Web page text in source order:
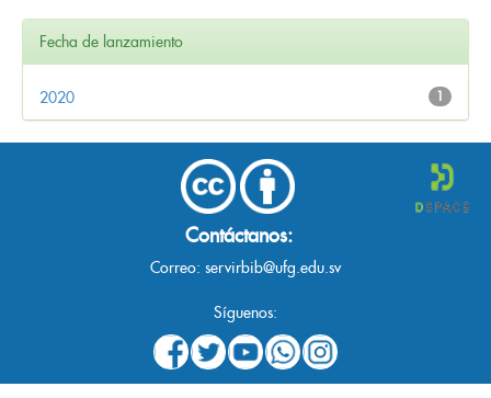
Fecha de lanzamiento
1
2020
Contáctanos:
Correo: servirbib@ufg.edu.sv
Síguenos: